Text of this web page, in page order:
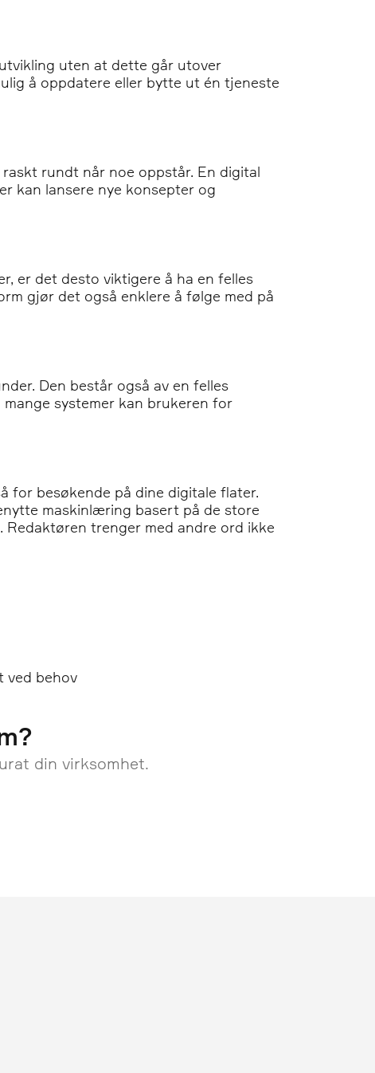
uten at dette går utover
å oppdatere eller bytte ut én tjeneste
rundt når noe oppstår. En digital
kan lansere nye konsepter og
er det desto viktigere å ha en felles
gjør det også enklere å følge med på
Den består også av en felles
systemer kan brukeren for
for besøkende på dine digitale flater.
maskinlæring basert på de store
Redaktøren trenger med andre ord ikke
ved behov
din virksomhet.